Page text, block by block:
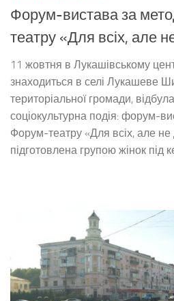
Форум-вистава за
театру «Для всіх, але
11 жовтня в Лукашівському
знаходиться в селі Лукашеве
територіальної громади,
соціокультурна подія: форум-
Форум-театру «Для всіх, але
підготовлена групою жінок під